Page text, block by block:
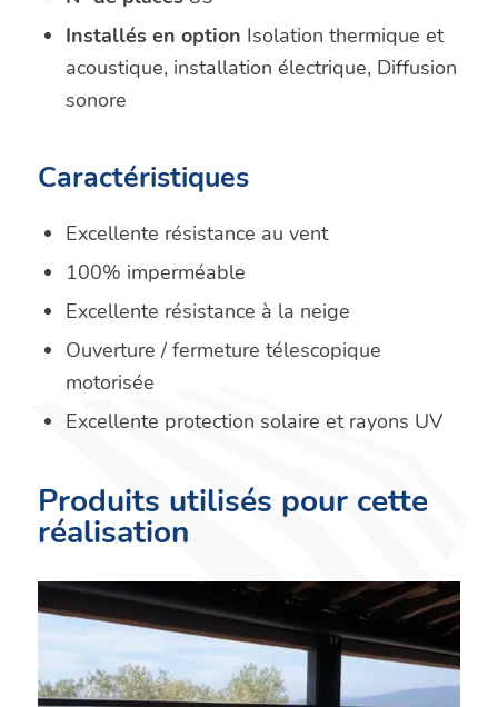
Installés en option Isolation thermique et
acoustique, installation électrique, Diffusion
sonore
Caractéristiques
Excellente résistance au vent
100% imperméable
Excellente résistance à la neige
Ouverture / fermeture télescopique
motorisée
Excellente protection solaire et rayons UV
Produits utilisés pour cette
réalisation